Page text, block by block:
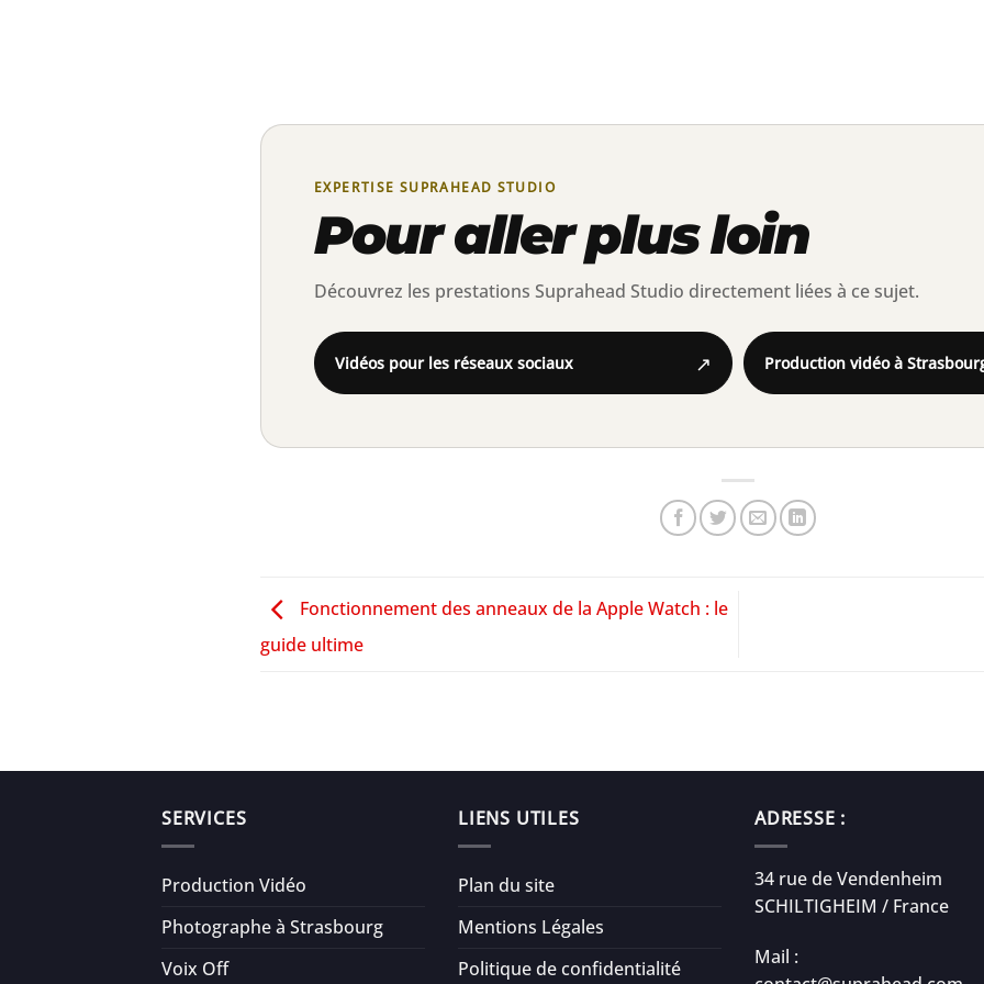
EXPERTISE SUPRAHEAD STUDIO
Pour aller plus loin
Découvrez les prestations Suprahead Studio directement liées à ce sujet.
Vidéos pour les réseaux sociaux ↗ Production vidéo à
Fonctionnement des anneaux de la Apple Watch : le
guide ultime
SERVICES
Production Vidéo
Photographe à Strasbourg
Voix Off
LIENS UTILES
Plan du site
Mentions Légales
Politique de confidentialité
ADRESSE :
34 rue de Vendenheim
SCHILTIGHEIM / France
Mail :